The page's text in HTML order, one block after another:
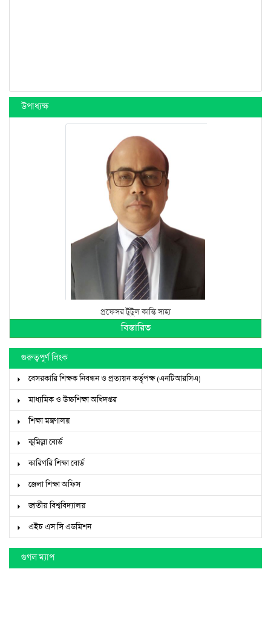
উপাধ্যক্ষ
প্রফেসর টুটুল কান্তি সাহা
বিস্তারিত
গুরুত্বপূর্ণ লিংক
বেসরকারি শিক্ষক নিবন্ধন ও প্রত্যয়ন কর্তৃপক্ষ (এনটিআরসিএ)
মাধ্যমিক ও উচ্চশিক্ষা অধিদপ্তর
শিক্ষা মন্ত্রণালয়
কুমিল্লা বোর্ড
কারিগরি শিক্ষা বোর্ড
জেলা শিক্ষা অফিস
জাতীয় বিশ্ববিদ্যালয়
এইচ এস সি এডমিশন
গুগল ম্যাপ